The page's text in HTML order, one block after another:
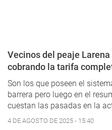
Vecinos del peaje
cobrando la tarifa
Son los que poseen el
barrera pero luego en el
cuestan las pasadas en la
4 DE AGOSTO DE 2025 - 15:40